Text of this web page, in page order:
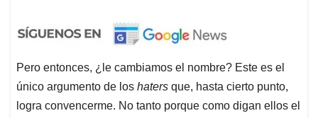
Pero entonces, ¿le cambiamos el nombre? Este es el
único argumento de los haters que, hasta cierto punto,
logra convencerme. No tanto porque como digan ellos el